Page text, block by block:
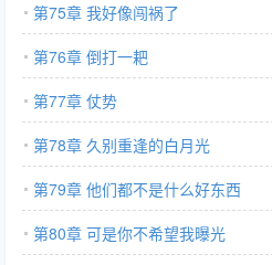
第75章 我好像闯祸了
第76章 倒打一耙
第77章 仗势
第78章 久别重逢的白月光
第79章 他们都不是什么好东西
第80章 可是你不希望我曝光